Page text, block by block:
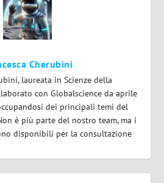
Cherubini
laureata in Scienze della
con Globalscience da aprile
dei principali temi del
è più parte del nostro team, ma i
disponibili per la consultazione